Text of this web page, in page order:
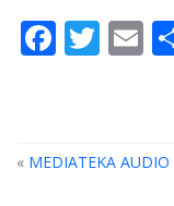
« MEDIATEKA AUDIO